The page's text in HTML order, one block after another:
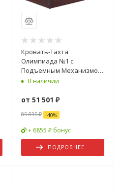
Кровать-Тахта
Олимпиада №1 с
Подъемным Механизмом
и Матрасом с Ящиком для
и Размеры 1400/1600 х
В наличии
от 51 501 ₽
85 835 ₽ -40%
+ 6855 ₽ бонус
ПОДРОБНЕЕ